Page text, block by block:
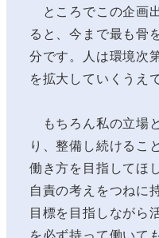
ところでこの企画
ると、今まで最も骨
分です。人は環境次
を拡大していくうえ
もちろん私の立場
り、整備し続けるこ
働き方を目指してほ
自責の考えをつねに
目標を目指しながら
を必ず持って働いて